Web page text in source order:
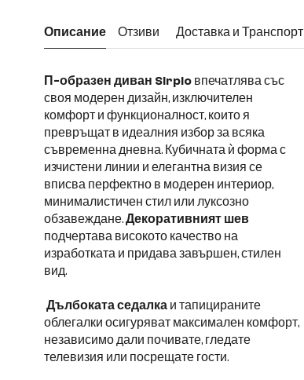
Описание Отзиви Доставка и Транспорт
П-образен диван Sirpio впечатлява със
своя модерен дизайн, изключителен
комфорт и функционалност, които я
превръщат в идеалния избор за всяка
съвременна дневна. Кубичната ѝ форма с
изчистени линии и елегантна визия се
вписва перфектно в модерен интериор,
минималистичен стил или луксозно
обзавеждане.Декоративният шев
подчертава високото качество на
изработката и придава завършен, стилен
вид.
Дълбоката седалка и тапицираните
облегалки осигуряват максимален комфорт,
независимо дали почивате, гледате
телевизия или посрещате гости.